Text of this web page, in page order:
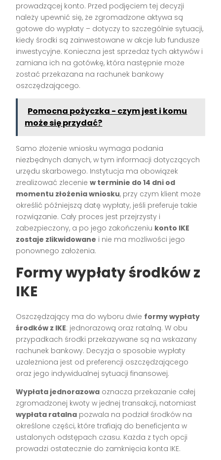
prowadzącej konto. Przed podjęciem tej decyzji
należy upewnić się, że zgromadzone aktywa są
gotowe do wypłaty – dotyczy to szczególnie sytuacji,
kiedy środki są zainwestowane w akcje lub fundusze
inwestycyjne. Konieczna jest sprzedaż tych aktywów i
zamiana ich na gotówkę, która następnie może
zostać przekazana na rachunek bankowy
oszczędzającego.
Pomocna pożyczka - czym jest i komu
może się przydać?
Samo złożenie wniosku wymaga podania
niezbędnych danych, w tym informacji dotyczących
urzędu skarbowego. Instytucja ma obowiązek
zrealizować zleceniew terminie do 14 dni od
momentu złożenia wniosku, przy czym klient może
określić późniejszą datę wypłaty, jeśli preferuje takie
rozwiązanie. Cały proces jest przejrzysty i
zabezpieczony, a po jego zakończeniu konto IKE
zostaje zlikwidowane i nie ma możliwości jego
ponownego założenia.
Formy wypłaty środków z
IKE
Oszczędzający ma do wyboru dwie formy wypłaty
środków z IKE: jednorazową oraz ratalną. W obu
przypadkach środki przekazywane są na wskazany
rachunek bankowy. Decyzja o sposobie wypłaty
uzależniona jest od preferencji oszczędzającego
oraz jego indywidualnej sytuacji finansowej.
Wypłata jednorazowa oznacza przekazanie całej
zgromadzonej kwoty w jednej transakcji, natomiast
wypłata ratalna pozwala na podział środków na
określone części, które trafiają do beneficjenta w
ustalonych odstępach czasu. Każda z tych opcji
prowadzi ostatecznie do zamknięcia konta IKE.